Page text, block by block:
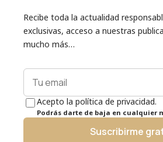
Recibe toda la actualidad
exclusivas, acceso a nuestras
mucho más…
Acepto la política de privacidad.
Podrás darte de baja en cualquier
Suscribirme